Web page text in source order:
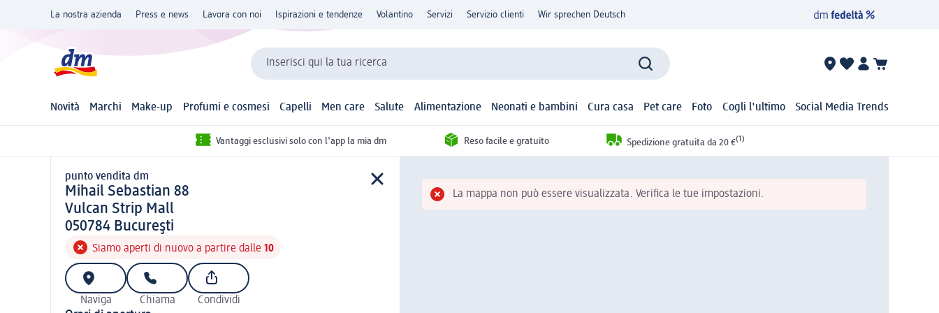
La nostra azienda Press e news Lavora con noi Ispirazioni e tendenze Volantino Servizi Servizio clienti Wir sprechen Deutsch
Inserisci qui la tua ricerca
Novità Marchi Make-up Profumi e cosmesi Capelli Men care Salute Alimentazione Neonati e bambini Cura casa Pet care Foto Cogli l'ultimo Social Media Trends
Vantaggi esclusivi solo con l'app la mia dm Reso facile e gratuito Spedizione gratuita da 20 €(1)
La mappa non può essere visualizzata. Verifica le tue impostazioni.
punto vendita d m
punto vendita dm
Mihail Sebastian 88
Vulcan Strip Mall
0 5 0 7 8 4
050784 Bucureşti
Siamo aperti di nuovo a partire dalle 10
Naviga Chiama Condividi